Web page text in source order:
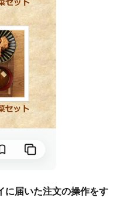
に届いた注文の操作をす